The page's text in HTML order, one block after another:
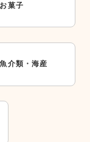
お菓子
魚介類・海産